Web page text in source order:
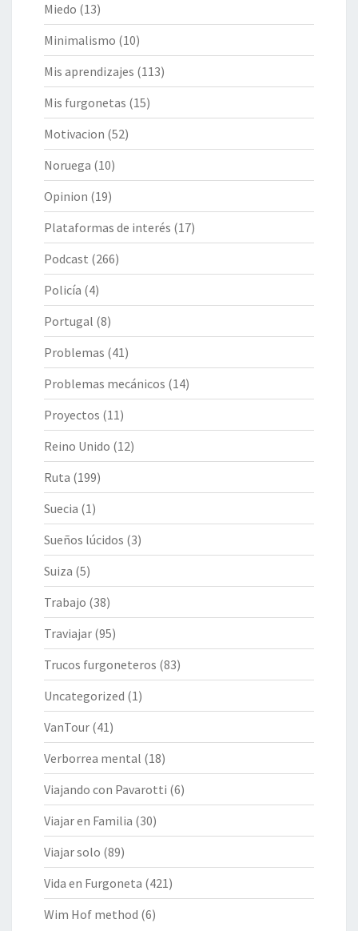
Miedo (13)
Minimalismo (10)
Mis aprendizajes (113)
Mis furgonetas (15)
Motivacion (52)
Noruega (10)
Opinion (19)
Plataformas de interés (17)
Podcast (266)
Policía (4)
Portugal (8)
Problemas (41)
Problemas mecánicos (14)
Proyectos (11)
Reino Unido (12)
Ruta (199)
Suecia (1)
Sueños lúcidos (3)
Suiza (5)
Trabajo (38)
Traviajar (95)
Trucos furgoneteros (83)
Uncategorized (1)
VanTour (41)
Verborrea mental (18)
Viajando con Pavarotti (6)
Viajar en Familia (30)
Viajar solo (89)
Vida en Furgoneta (421)
Wim Hof method (6)